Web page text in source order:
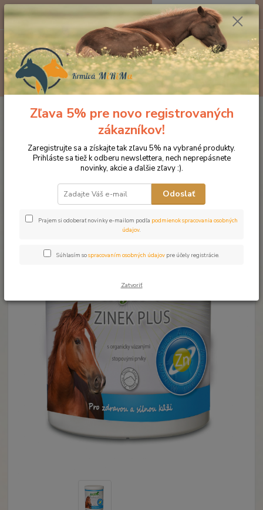
Menu
0ks
za0 €
Doplnky výživy Pohybový aparát a svaly Zinok plus
Zľava 5% pre novo registrovaných
zákazníkov!
Zaregistrujte sa a získajte tak zľavu 5% na vybrané produkty.
Prihláste sa tiež k odberu newslettera, nech neprepásnete
novinky, akcie a ďalšie zľavy :).
Odoslať
Prajem si odoberať novinky e-mailom podľa podmienok spracovania osobných
údajov.
Súhlasím sospracovaním osobných údajov pre účely registrácie.
Zatvoriť